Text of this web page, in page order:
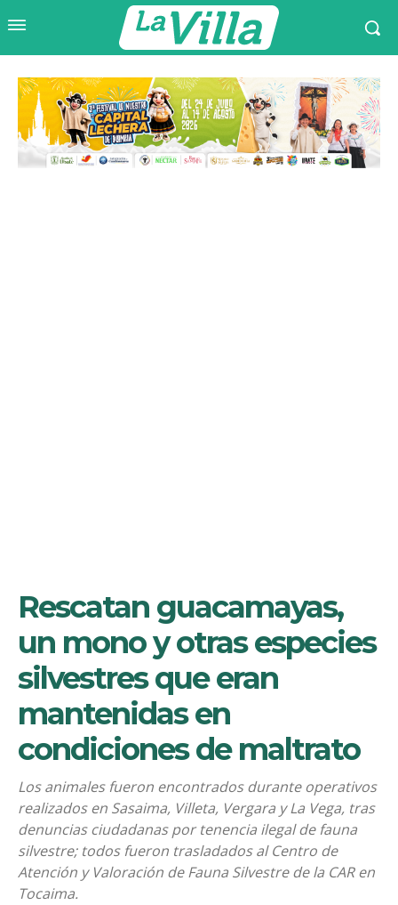
Rescatan guacamayas,
un mono y otras especies
silvestres que eran
mantenidas en
condiciones de maltrato
Los animales fueron encontrados durante operativos
realizados en Sasaima, Villeta, Vergara y La Vega, tras
denuncias ciudadanas por tenencia ilegal de fauna
silvestre; todos fueron trasladados al Centro de
Atención y Valoración de Fauna Silvestre de la CAR en
Tocaima.